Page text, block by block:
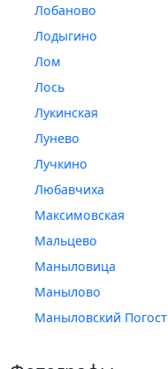
Лобаново
Лодыгино
Лом
Лось
Лукинская
Лунево
Лучкино
Любавчиха
Максимовская
Мальцево
Маныловица
Манылово
Маныловский Погост